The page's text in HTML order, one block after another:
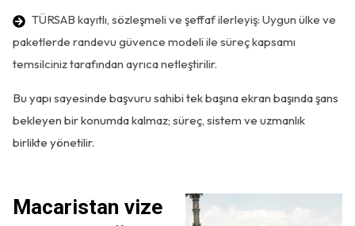
TÜRSAB kayıtlı, sözleşmeli ve şeffaf ilerleyiş: Uygun ülke ve
paketlerde randevu güvence modeli ile süreç kapsamı
temsilciniz tarafından ayrıca netleştirilir.
Bu yapı sayesinde başvuru sahibi tek başına ekran başında şans
bekleyen bir konumda kalmaz; süreç, sistem ve uzmanlık
birlikte yönetilir.
Macaristan vize